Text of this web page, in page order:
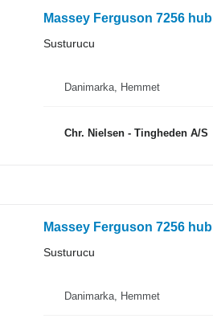
Massey Ferguson 7256
Susturucu
Danimarka, Hemmet
Chr. Nielsen - Tingheden A/S
Massey Ferguson 7256
Susturucu
Danimarka, Hemmet